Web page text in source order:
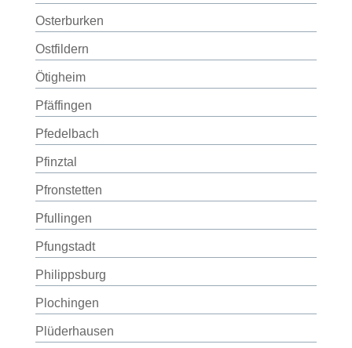
Osterburken
Ostfildern
Ötigheim
Pfäffingen
Pfedelbach
Pfinztal
Pfronstetten
Pfullingen
Pfungstadt
Philippsburg
Plochingen
Plüderhausen